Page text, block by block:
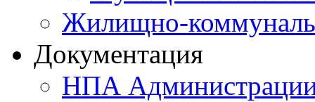
Жилищно-
Документация
НПА